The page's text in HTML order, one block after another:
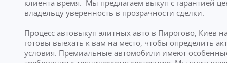
клиента время. Мы предлагаем выкуп с гарантией
владельцу уверенность в прозрачности сделки.
Процесс автовыкуп элитных авто в Пирогово, Киев
готовы выехать к вам на место, чтобы определить
условия. Премиальные автомобили имеют